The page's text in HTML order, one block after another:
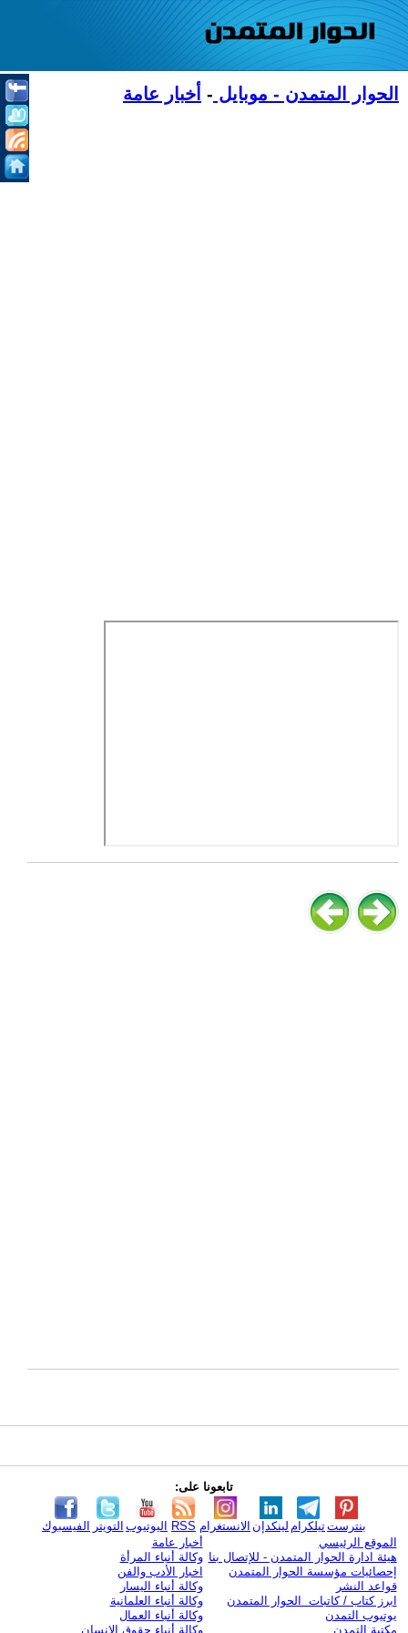
الحوار المتمدن - موبايل - أخبار عامة
تابعونا على:
الفيسبوك التويتر اليوتيوب RSS الانستغرام لينكدإن تيلكرامبنترست
الموقع الرئيسي
هيئة ادارة الحوار المتمدن - للإتصال بنا
إحصائيات مؤسسة الحوار المتمدن
قواعد النشر
ابرز كتاب / كاتبات الحوار المتمدن
يوتيوب التمدن
مكتبة التمدن
أخبار عامة
وكالة أنباء المرأة
اخبار الأدب والفن
وكالة أنباء اليسار
وكالة أنباء العلمانية
وكالة أنباء العمال
وكالة أنباء حقوق الإنسان